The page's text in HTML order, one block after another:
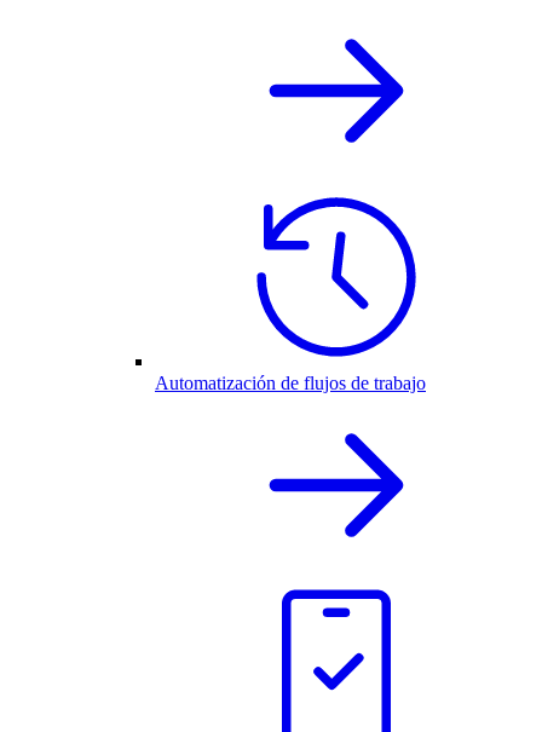
Automatización de flujos de trabajo